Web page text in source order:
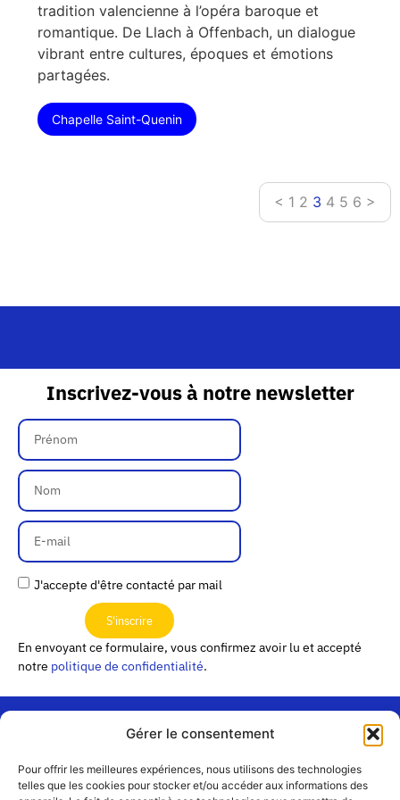
Gérer le consentement
Pour offrir les meilleures expériences, nous utilisons des technologies
telles que les cookies pour stocker et/ou accéder aux informations des
tradition valencienne à l’opéra baroque et
romantique. De Llach à Offenbach, un dialogue
vibrant entre cultures, époques et émotions
partagées.
Chapelle Saint-Quenin
< 1 2 3 4 5 6 >
Inscrivez-vous à notre newsletter
J'accepte d'être contacté par mail
S'inscrire
En envoyant ce formulaire, vous confirmez avoir lu et accepté
notre politique de confidentialité.
« Les
Passerelles »
Rejoignez-